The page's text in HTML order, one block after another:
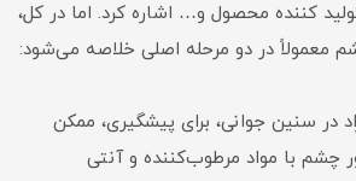
کننده محصول و… اشاره کرد. اما در کل،
معمولاً در دو مرحله اصلی خلاصه می‌شود:
در سنین جوانی، برای پیشگیری، ممکن
چشم با مواد مرطوب‌کننده و آنتی